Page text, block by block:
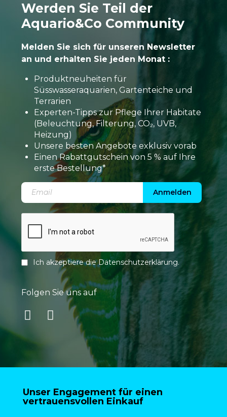
Werden Sie Teil der
Aquario&Co Community
Melden Sie sich für unseren Newsletter
an und erhalten Sie jeden Monat :
Produktneuheiten für
Süsswasseraquarien, Gartenteiche und
Terrarien
Experten-Tipps zur Pflege Ihrer Habitate
(Beleuchtung, Filterung, CO₂, UVB,
Heizung)
Unsere besten Angebote exklusiv vorab
Einen Rabattgutschein von 5 % auf Ihre
erste Bestellung*
Anmelden
Ich akzeptiere dieDatenschutzerklärung.
Folgen Sie uns auf
Unser Engagement für einen
vertrauensvollen Einkauf